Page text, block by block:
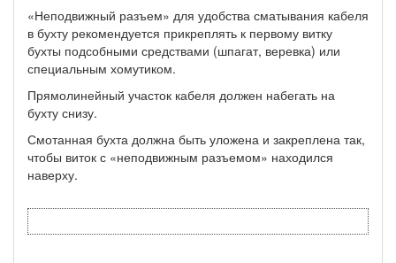
«Неподвижный разъем» для удобства сматывания кабеля
в бухту рекомен­дуется прикреплять к первому витку
бухты подсобными средствами (шпагат, веревка) или
специальным хомутиком.
Прямолинейный участок кабеля должен набегать на
бухту снизу.
Смотанная бухта должна быть уложена и закреплена так,
чтобы виток с «неподвижным разъемом» находился
наверху.